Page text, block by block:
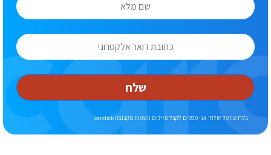
שלח
בלחיצה על ‘שלח’ אני מסכים לקבל מיילים והצעות מקבוצת carclick